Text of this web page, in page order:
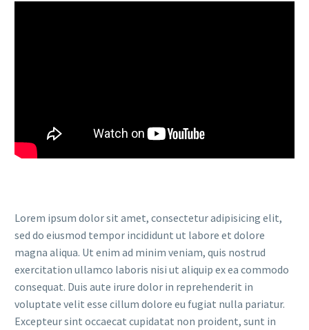
Lorem ipsum dolor sit amet, consectetur adipisicing elit,
sed do eiusmod tempor incididunt ut labore et dolore
magna aliqua. Ut enim ad minim veniam, quis nostrud
exercitation ullamco laboris nisi ut aliquip ex ea commodo
consequat. Duis aute irure dolor in reprehenderit in
voluptate velit esse cillum dolore eu fugiat nulla pariatur.
Excepteur sint occaecat cupidatat non proident, sunt in